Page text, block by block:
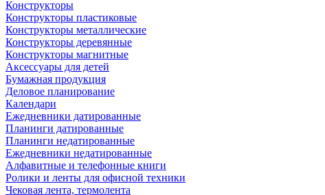
Конструкторы
Конструкторы пластиковые
Конструкторы металлические
Конструкторы деревянные
Конструкторы магнитные
Аксессуары для детей
Бумажная продукция
Деловое планирование
Календари
Ежедневники датированные
Планинги датированные
Планинги недатированные
Ежедневники недатированные
Алфавитные и телефонные книги
Ролики и ленты для офисной техники
Чековая лента, термолента